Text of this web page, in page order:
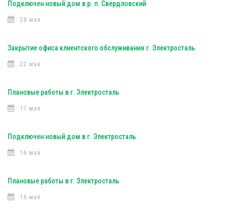
Подключен новый дом в р. п. Свердловский
28 мая
Закрытие офиса клиентского обслуживания г. Электросталь
22 мая
Плановые работы в г. Электросталь
17 мая
Подключен новый дом в г. Электросталь
16 мая
Плановые работы в г. Электросталь
16 мая